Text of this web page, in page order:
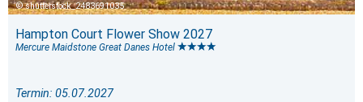
shutterstock_2483691035
Hampton Court Flower Show 2027
Mercure Maidstone Great Danes Hotel
Termin: 05.07.2027